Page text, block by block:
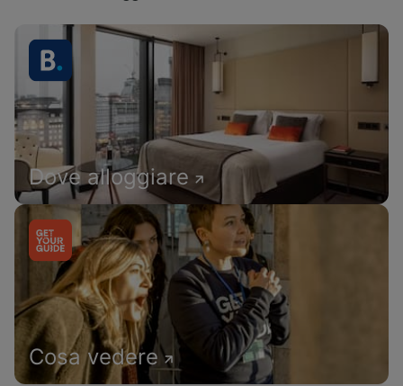
Dove alloggiare
Cosa vedere